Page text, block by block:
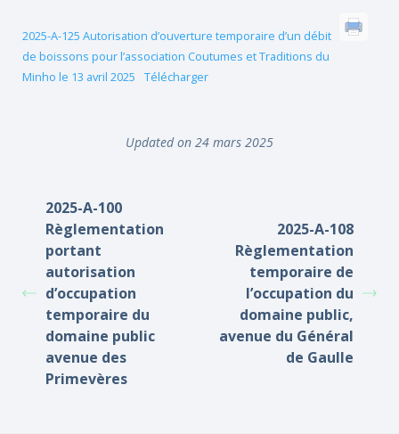
2025-A-125 Autorisation d’ouverture temporaire d’un débit
de boissons pour l’association Coutumes et Traditions du
Minho le 13 avril 2025
Télécharger
Updated on 24 mars 2025
2025-A-100
Règlementation
portant
autorisation
d’occupation
temporaire du
domaine public
avenue des
Primevères
2025-A-108
Règlementation
temporaire de
l’occupation du
domaine public,
avenue du Général
de Gaulle